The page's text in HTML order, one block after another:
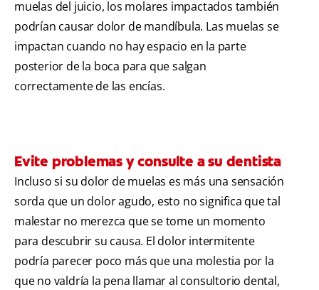
muelas del juicio, los molares impactados también
podrían causar dolor de mandíbula. Las muelas se
impactan cuando no hay espacio en la parte
posterior de la boca para que salgan
correctamente de las encías.
Evite problemas y consulte a su dentista
Incluso si su dolor de muelas es más una sensación
sorda que un dolor agudo, esto no significa que tal
malestar no merezca que se tome un momento
para descubrir su causa. El dolor intermitente
podría parecer poco más que una molestia por la
que no valdría la pena llamar al consultorio dental,